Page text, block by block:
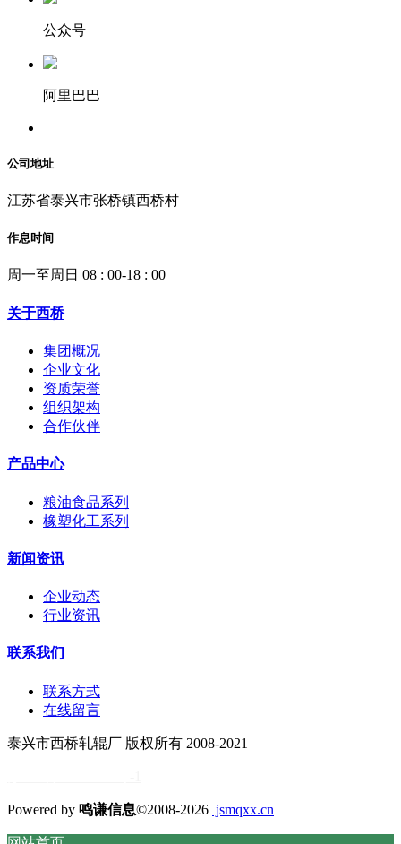
公众号
阿里巴巴
公司地址
江苏省泰兴市张桥镇西桥村
作息时间
周一至周日 08 : 00-18 : 00
关于西桥
集团概况
企业文化
资质荣誉
组织架构
合作伙伴
产品中心
粮油食品系列
橡塑化工系列
新闻资讯
企业动态
行业资讯
联系我们
联系方式
在线留言
泰兴市西桥轧辊厂 版权所有 2008-2021
Powered by 鸣谦信息©2008-2026 jsmqxx.cn